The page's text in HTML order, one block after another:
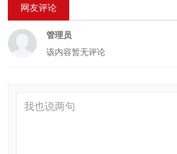
网友评论
管理员
该内容暂无评论